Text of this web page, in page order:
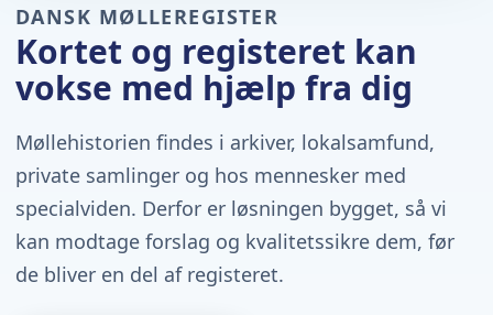
DANSK MØLLEREGISTER
Kortet og registeret kan
vokse med hjælp fra dig
Møllehistorien findes i arkiver, lokalsamfund,
private samlinger og hos mennesker med
specialviden. Derfor er løsningen bygget, så vi
kan modtage forslag og kvalitetssikre dem, før
de bliver en del af registeret.